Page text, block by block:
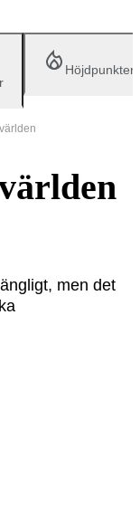
Höjdpunkter
men det